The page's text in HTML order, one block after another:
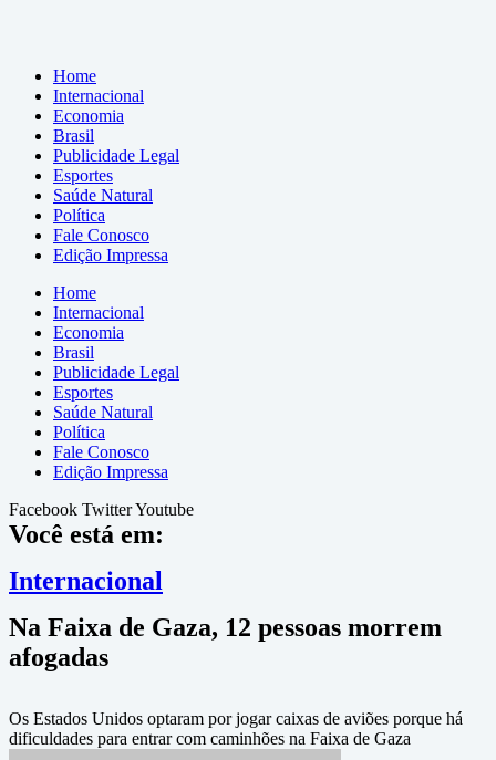
Home
Internacional
Economia
Brasil
Publicidade Legal
Esportes
Saúde Natural
Política
Fale Conosco
Edição Impressa
Home
Internacional
Economia
Brasil
Publicidade Legal
Esportes
Saúde Natural
Política
Fale Conosco
Edição Impressa
Facebook TwitterYoutube
Você está em:
Internacional
Na Faixa de Gaza, 12 pessoas morrem
afogadas
Os Estados Unidos optaram por jogar caixas de aviões porque há
dificuldades para entrar com caminhões na Faixa de Gaza